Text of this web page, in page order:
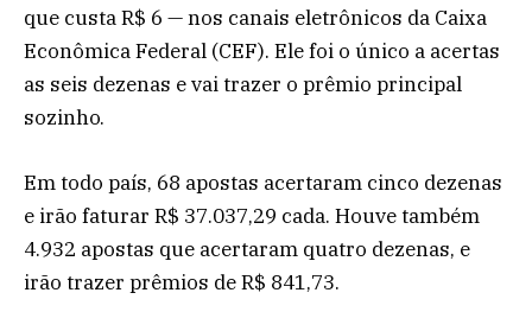
que custa R$ 6 — nos canais eletrônicos da Caixa
Econômica Federal (CEF). Ele foi o único a acertas
as seis dezenas e vai trazer o prêmio principal
sozinho.
Em todo país, 68 apostas acertaram cinco dezenas
e irão faturar R$ 37.037,29 cada. Houve também
4.932 apostas que acertaram quatro dezenas, e
irão trazer prêmios de R$ 841,73.